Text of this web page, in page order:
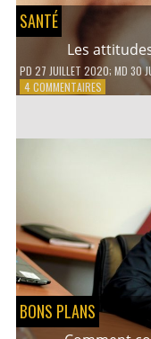
SANTÉ
Les
PD 27 JUILLET 2020; MD 30
4 COMMENTAIRESSUR
BONS PLANS